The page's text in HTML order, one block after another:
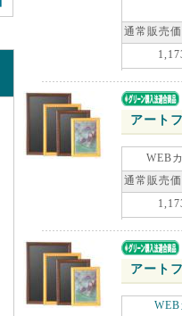
通常販売
アート
WEB
通常販売
アート